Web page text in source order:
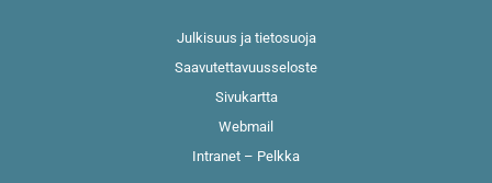
Julkisuus ja tietosuoja
Saavutettavuusseloste
Sivukartta
Webmail
Intranet – Pelkka